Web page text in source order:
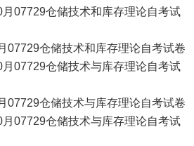
月07729仓储技术和库存理论自考试
07729仓储技术和库存理论自考试卷
月07729仓储技术与库存理论自考试
07729仓储技术与库存理论自考试卷
月07729仓储技术与库存理论自考试